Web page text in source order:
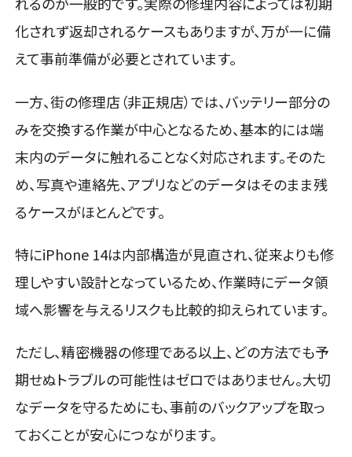
化されず返却されるケースもありますが、万が一に備
えて事前準備が必要とされています。
一方、街の修理店（非正規店）では、バッテリー部分の
みを交換する作業が中心となるため、基本的には端
末内のデータに触れることなく対応されます。そのた
め、写真や連絡先、アプリなどのデータはそのまま残
るケースがほとんどです。
特にiPhone 14は内部構造が見直され、従来よりも修
理しやすい設計となっているため、作業時にデータ領
域へ影響を与えるリスクも比較的抑えられています。
ただし、精密機器の修理である以上、どの方法でも予
期せぬトラブルの可能性はゼロではありません。大切
なデータを守るためにも、事前のバックアップを取っ
ておくことが安心につながります。